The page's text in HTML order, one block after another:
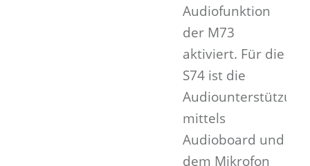
Audiofunktion
der M73
aktiviert. Für die
S74 ist die
Audiounterstützung
mittels
Audioboard und
dem Mikrofon